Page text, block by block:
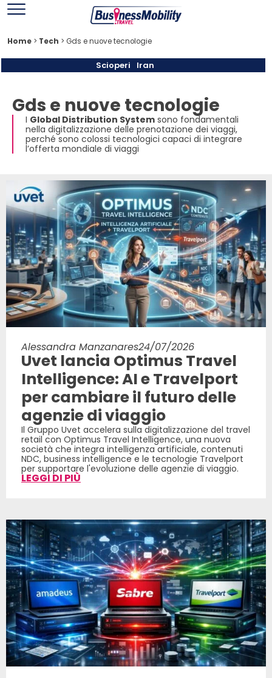
Home > Tech > Gds e nuove tecnologie
Scioperi Iran
Gds e nuove tecnologie
I Global Distribution System sono fondamentali
nella digitalizzazione delle prenotazione dei viaggi,
perché sono colossi tecnologici capaci di integrare
l’offerta mondiale di viaggi
Alessandra Manzanares24/07/2026
Uvet lancia Optimus Travel
Intelligence: AI e Travelport
per cambiare il futuro delle
agenzie di viaggio
Il Gruppo Uvet accelera sulla digitalizzazione del travel
retail con Optimus Travel Intelligence, una nuova
società che integra intelligenza artificiale, contenuti
NDC, business intelligence e le tecnologie Travelport
per supportare l'evoluzione delle agenzie di viaggio.
LEGGI DI PIÙ